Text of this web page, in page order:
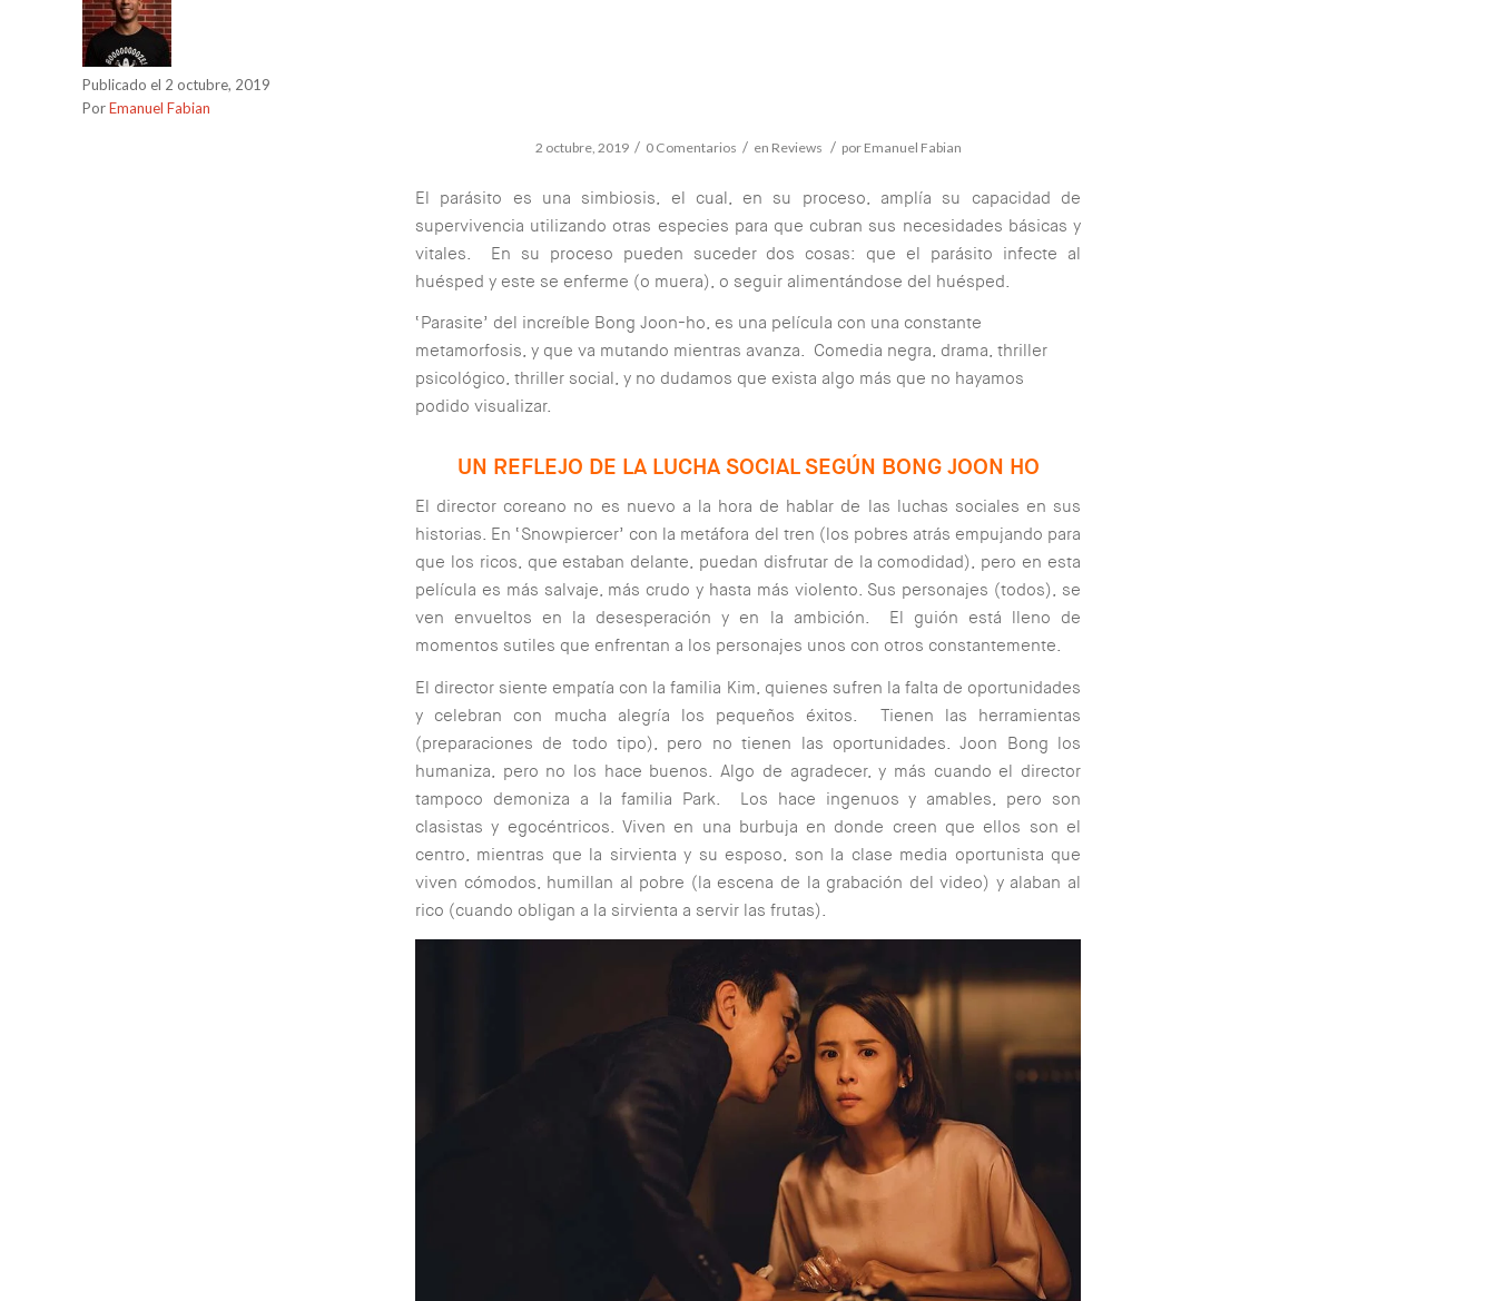
Publicado el 2 octubre, 2019
PorEmanuel Fabian
2 octubre, 2019 / 0 Comentarios / en Reviews / por Emanuel Fabian
El parásito es una simbiosis, el cual, en su proceso, amplía su capacidad de
supervivencia utilizando otras especies para que cubran sus necesidades básicas y
vitales. En su proceso pueden suceder dos cosas: que el parásito infecte al
huésped y este se enferme (o muera), o seguir alimentándose del huésped.
‘Parasite’ del increíble Bong Joon-ho, es una película con una constante
metamorfosis, y que va mutando mientras avanza. Comedia negra, drama, thriller
psicológico, thriller social, y no dudamos que exista algo más que no hayamos
podido visualizar.
UN REFLEJO DE LA LUCHA SOCIAL SEGÚN BONG JOON HO
El director coreano no es nuevo a la hora de hablar de las luchas sociales en sus
historias. En ‘Snowpiercer’ con la metáfora del tren (los pobres atrás empujando para
que los ricos, que estaban delante, puedan disfrutar de la comodidad), pero en esta
película es más salvaje, más crudo y hasta más violento. Sus personajes (todos), se
ven envueltos en la desesperación y en la ambición. El guión está lleno de
momentos sutiles que enfrentan a los personajes unos con otros constantemente.
El director siente empatía con la familia Kim, quienes sufren la falta de oportunidades
y celebran con mucha alegría los pequeños éxitos. Tienen las herramientas
(preparaciones de todo tipo), pero no tienen las oportunidades. Joon Bong los
humaniza, pero no los hace buenos. Algo de agradecer, y más cuando el director
tampoco demoniza a la familia Park. Los hace ingenuos y amables, pero son
clasistas y egocéntricos. Viven en una burbuja en donde creen que ellos son el
centro, mientras que la sirvienta y su esposo, son la clase media oportunista que
viven cómodos, humillan al pobre (la escena de la grabación del video) y alaban al
rico (cuando obligan a la sirvienta a servir las frutas).